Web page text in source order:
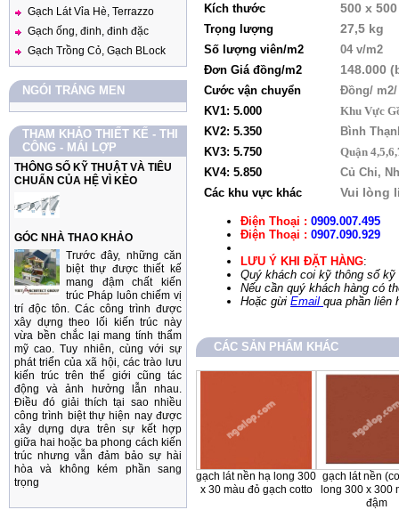
Gạch Lát Vỉa Hè, Terrazzo
Gạch ống, đinh, đinh đặc
Gạch Trồng Cỏ, Gạch BLock
NGÓI TRÁNG MEN
THAM KHẢO THIẾT KẾ - THI
CÔNG - MÁI LỢP
THÔNG SỐ KỸ THUẬT VÀ TIÊU
CHUẨN CỦA HỆ VÌ KÈO
GÓC NHÀ THAO KHẢO
Trước đây, những căn
biệt thự được thiết kế
mang đậm chất kiến
trúc Pháp luôn chiếm vị
trí độc tôn. Các công trình được
xây dựng theo lối kiến trúc này
vừa bền chắc lại mang tính thẩm
mỹ cao. Tuy nhiên, cùng với sự
phát triển của xã hội, các trào lưu
kiến trúc trên thế giới cũng tác
động và ảnh hưởng lẫn nhau.
Điều đó giải thích tại sao nhiều
công trình biệt thự hiện nay được
xây dựng dựa trên sự kết hợp
giữa hai hoặc ba phong cách kiến
trúc nhưng vẫn đảm bảo sự hài
hòa và không kém phần sang
trọng
Kích thước 500 x
Trọng lượng 27,5 kg
Số lượng viên/m2
04 v/m2
Đơn Giá đồng/m2 148.000
Cước vận chuyển
Đồng/
KV1: 5.000
Khu Vực
KV2: 5.350
Bình
KV3: 5.750
Quận
KV4: 5.850
Củ Chi,
Các khu vực khác
Vui lòng
Điện Thoại : 0909.007.495
Điện Thoại : 0907.090.929
LƯU Ý KHI ĐẶT HÀNG:
Quý khách coi kỹ thông số
Nếu cần quý khách hàng có
Hoặc gừi Email qua phần liên
CÁC SẢN PHẨM KHÁC
gạch lát nền hạ long 300
x 30 màu đỏ gạch cotto
gạch lát nền
long 300 x 300
đậm